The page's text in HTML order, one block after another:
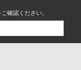
ご確認ください。